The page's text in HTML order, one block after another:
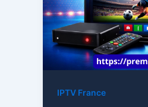
IPTV France